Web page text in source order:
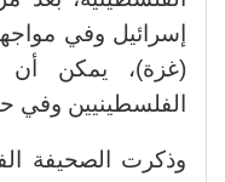
إسرائيل وفي
(غزة)، يمكن أن
الفلسطينيين وفي
وذكرت الصحيفة